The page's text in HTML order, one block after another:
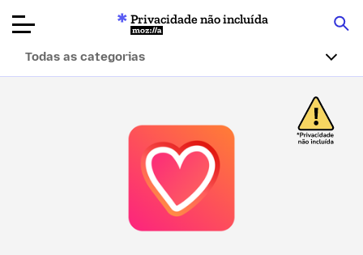
Artigos
Sobre
Doar
Privacidade não incluída
Mozilla
Todas as categorias